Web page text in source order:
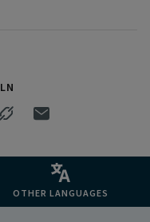
OTHER LANGUAGES